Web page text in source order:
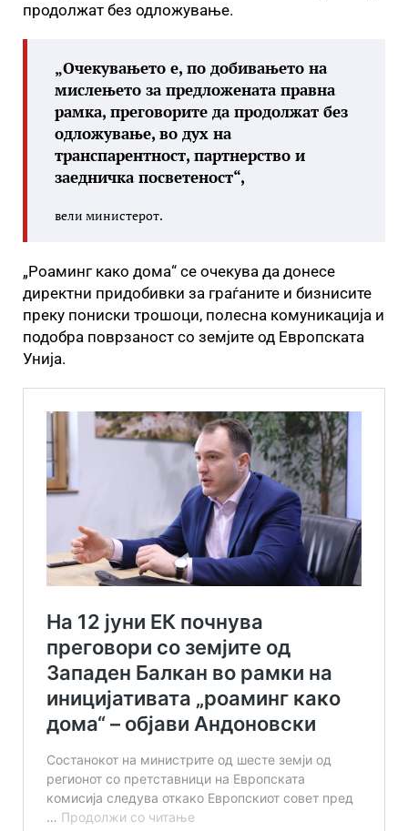
продолжат без одложување.
„Очекувањето е, по добивањето на
мислењето за предложената правна
рамка, преговорите да продолжат без
одложување, во дух на
транспарентност, партнерство и
заедничка посветеност“,
вели министерот.
„Роаминг како дома“ се очекува да донесе
директни придобивки за граѓаните и бизнисите
преку пониски трошоци, полесна комуникација и
подобра поврзаност со земјите од Европската
Унија.